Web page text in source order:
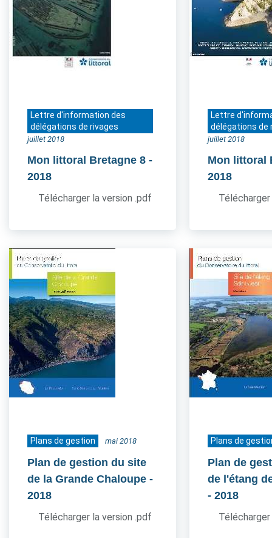
Lettre d'information des
délégations de rivages
juillet 2018
Mon littoral Bretagne 8 -
2018
Télécharger la version .pdf
Lettre
délégations de
juillet 2018
Mon littoral
2018
Plans de gestion mai 2018
Plan de gestion du site
de la Grande Chaloupe -
2018
Télécharger la version .pdf
Plans de
Plan de
de l'étang
- 2018